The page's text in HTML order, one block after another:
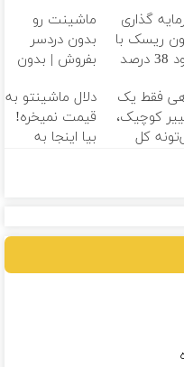
گذاری
ریسک با
سود 38 درصد
ماشینت رو
بدون دردسر
بفروش | بدون
فقط یک
کوچیک،
کل
دلال ماشینتو به
قیمت نمیخره!
بیا اینجا به